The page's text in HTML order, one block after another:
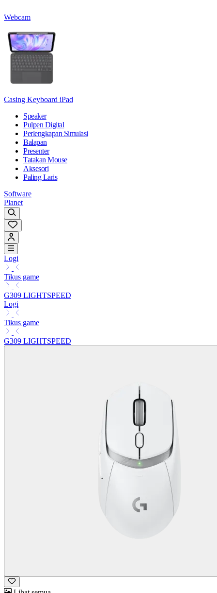
Webcam
Casing Keyboard iPad
Speaker
Pulpen Digital
Perlengkapan Simulasi
Balapan
Presenter
Tatakan Mouse
Aksesori
Paling Laris
Software
Planet
Logi
Tikus game
G309 LIGHTSPEED
Logi
Tikus game
G309 LIGHTSPEED